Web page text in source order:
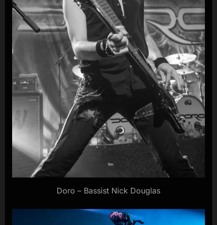
Doro – Bassist Nick Douglas